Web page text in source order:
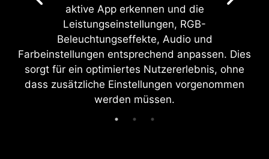
aktive App erkennen und die
Leistungseinstellungen, RGB-
Beleuchtungseffekte, Audio und
Farbeinstellungen entsprechend anpassen. Dies
sorgt für ein optimiertes Nutzererlebnis, ohne
dass zusätzliche Einstellungen vorgenommen
werden müssen.